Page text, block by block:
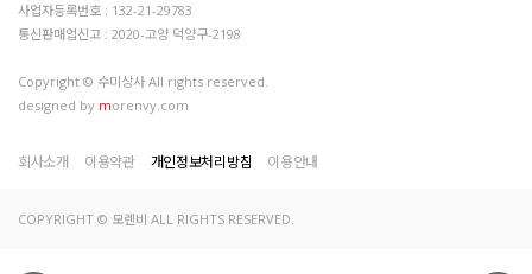
사업자등록번호 : 132-21-29783
통신판매업신고 : 2020-고양 덕양구-2198
Copyright © 수미상사 All rights reserved.
designed by morenvy.com
회사소개 이용약관 개인정보처리방침 이용안내
COPYRIGHT © 모렌비 ALL RIGHTS RESERVED.